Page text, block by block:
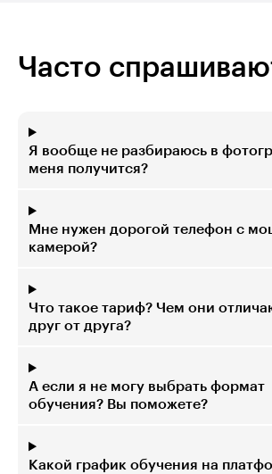
Часто
Я вообще не разбираюсь в
меня получится?
Мне нужен дорогой телефон с
камерой?
Что такое тариф? Чем они
друг от друга?
А если я не могу выбрать формат
обучения? Вы поможете?
Какой график обучения на